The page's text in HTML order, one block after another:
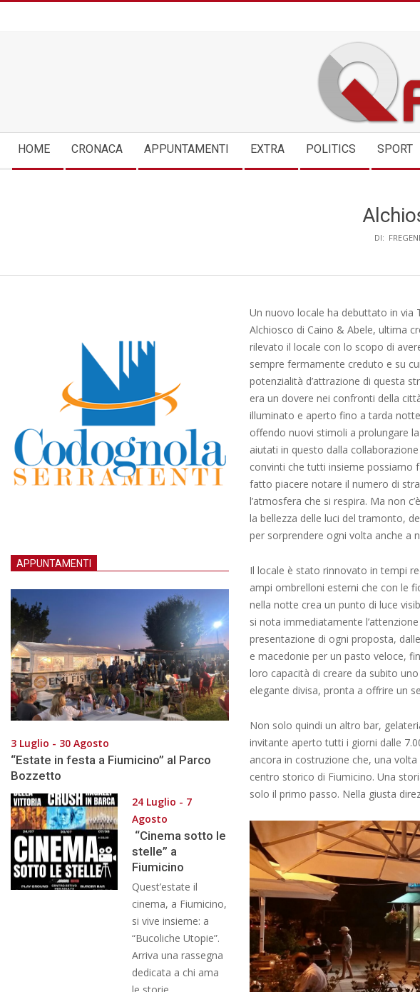
Navigation
Menu
HOME CRONACA APPUNTAMENTI EXTRA POLITICS SPORT
DI:
Un nuovo locale ha debuttato in via
Alchiosco di Caino & Abele, ultima
rilevato il locale con lo scopo di
sempre fermamente creduto e su
potenzialità d’attrazione di questa
era un dovere nei confronti della
illuminato e aperto fino a tarda
offendo nuovi stimoli a prolungare
aiutati in questo dalla
convinti che tutti insieme possiamo
fatto piacere notare il numero di
l’atmosfera che si respira. Ma non
la bellezza delle luci del tramonto,
per sorprendere ogni volta anche a
Il locale è stato rinnovato in tempi
ampi ombrelloni esterni che con le
nella notte crea un punto di luce
si nota immediatamente
presentazione di ogni proposta,
e macedonie per un pasto veloce,
loro capacità di creare da subito
elegante divisa, pronta a offrire un
Non solo quindi un altro bar,
invitante aperto tutti i giorni dalle
ancora in costruzione che, una
centro storico di Fiumicino. Una
solo il primo passo. Nella giusta
APPUNTAMENTI
3 Luglio - 30 Agosto
“Estate in festa a Fiumicino” al Parco
Bozzetto
24 Luglio - 7
Agosto
“Cinema sotto le
stelle” a
Fiumicino
Quest’estate il
cinema, a Fiumicino,
si vive insieme: a
“Bucoliche Utopie”.
Arriva una rassegna
dedicata a chi ama
le storie